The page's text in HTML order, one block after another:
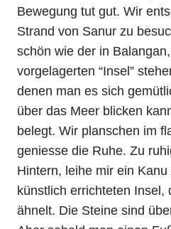
Bewegung tut gut. Wir
Strand von Sanur zu
schön wie der in
vorgelagerten “Insel”
denen man es sich
über das Meer blicken
belegt. Wir planschen im
geniesse die Ruhe. Zu
Hintern, leihe mir ein
künstlich errichteten Insel,
ähnelt. Die Steine sind